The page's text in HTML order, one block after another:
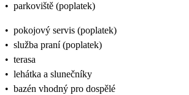
• parkoviště (poplatek)
• pokojový servis (poplatek)
• služba praní (poplatek)
• terasa
• lehátka a slunečníky
• bazén vhodný pro dospělé